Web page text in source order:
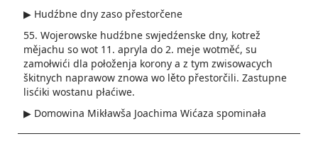
▶ Hudźbne dny zaso přestorčene
55. Wojerowske hudźbne swjedźenske dny, kotrež
mějachu so wot 11. apryla do 2. meje wotměć, su
zamołwići dla połoženja korony a z tym zwisowacych
škitnych naprawow znowa wo lěto přestorčili. Zastupne
lisćiki wostanu płaćiwe.
▶ Domowina Mikławša Joachima Wićaza spominała